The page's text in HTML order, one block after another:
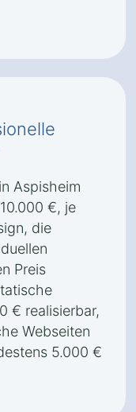
Aspisheim
€, je
die
Preis
€ realisierbar,
Webseiten
5.000 €